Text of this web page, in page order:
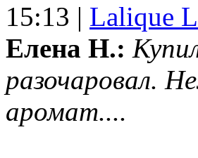
15:13 | Lalique
Елена Н.:
разочаровал.
аромат....